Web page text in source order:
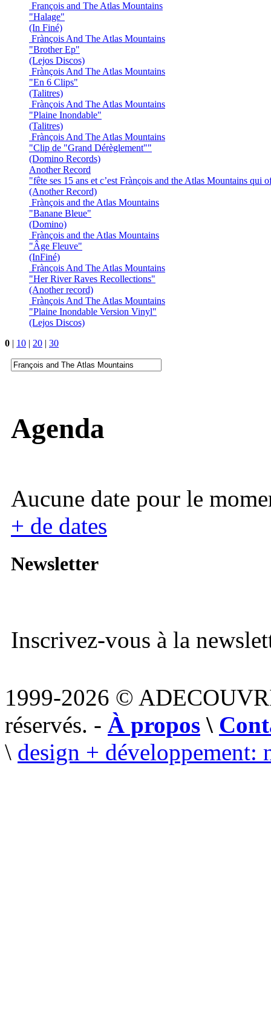
François and The Atlas Mountains
"Halage"
(In Finé)
Frànçois And The Atlas Mountains
"Brother Ep"
(Lejos Discos)
Frànçois And The Atlas Mountains
"En 6 Clips"
(Talitres)
Frànçois And The Atlas Mountains
"Plaine Inondable"
(Talitres)
Frànçois And The Atlas Mountains
"Clip de "Grand Dérèglement""
(Domino Records)
Another Record
"fête ses 15 ans et c’est Frànçois and the Atlas Mountains qui
(Another Record)
Frànçois and the Atlas Mountains
"Banane Bleue"
(Domino)
Frànçois and the Atlas Mountains
"Âge Fleuve"
(InFiné)
Frànçois And The Atlas Mountains
"Her River Raves Recollections"
(Another record)
Frànçois And The Atlas Mountains
"Plaine Inondable Version Vinyl"
(Lejos Discos)
0 | 10 | 20 | 30
Agenda
Aucune date pour le
+ de dates
Newsletter
Inscrivez-vous à la
1999-2026 ©
réservés. - À propos \
\ design + développement: